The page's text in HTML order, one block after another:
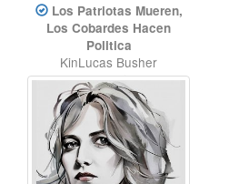
Los Patriotas Mueren,
Los Cobardes Hacen
Politica
KinLucas Busher
Argentina,España,Irlanda,
Union,Patria